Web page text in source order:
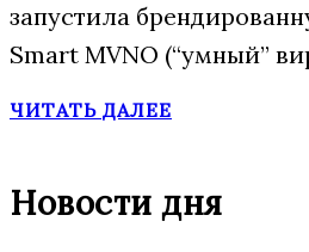
запустила
Smart MVNO (“умный”
ЧИТАТЬ ДАЛЕЕ
Новости дня